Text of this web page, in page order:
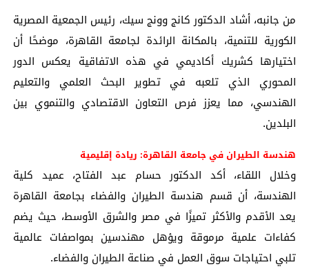
من جانبه، أشاد الدكتور كانج وونج سيك، رئيس الجمعية المصرية
الكورية للتنمية، بالمكانة الرائدة لجامعة القاهرة، موضحًا أن
اختيارها كشريك أكاديمي في هذه الاتفاقية يعكس الدور
المحوري الذي تلعبه في تطوير البحث العلمي والتعليم
الهندسي، مما يعزز فرص التعاون الاقتصادي والتنموي بين
البلدين.
هندسة الطيران في جامعة القاهرة: ريادة إقليمية
وخلال اللقاء، أكد الدكتور حسام عبد الفتاح، عميد كلية
الهندسة، أن قسم هندسة الطيران والفضاء بجامعة القاهرة
يعد الأقدم والأكثر تميزًا في مصر والشرق الأوسط، حيث يضم
كفاءات علمية مرموقة ويؤهل مهندسين بمواصفات عالمية
تلبي احتياجات سوق العمل في صناعة الطيران والفضاء.